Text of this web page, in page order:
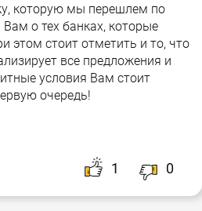
которую мы перешлем по
о тех банках, которые
этом стоит отметить и то, что
все предложения и
условия Вам стоит
очередь!
1 0